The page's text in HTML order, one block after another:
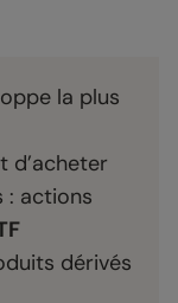
la plus
d’acheter
: actions
dérivés